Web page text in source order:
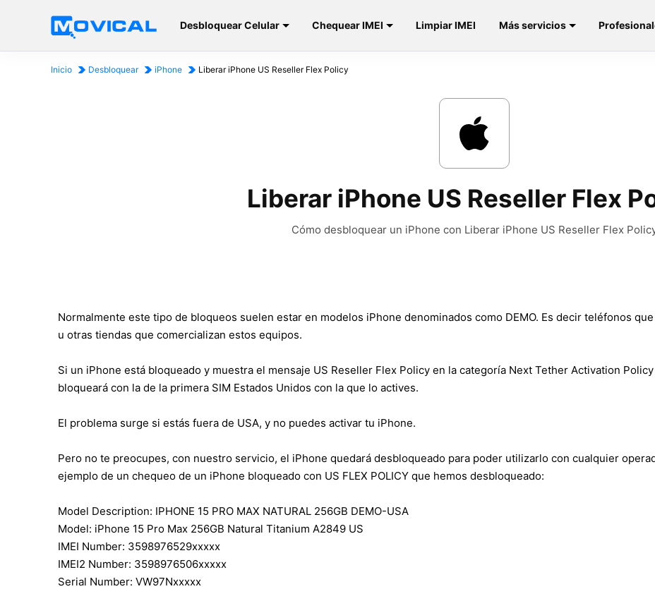
Desbloquear Celular Chequear IMEI Limpiar IMEI Más servicios
Inicio Desbloquear iPhone Liberar iPhone US Reseller Flex Policy
Liberar iPhone US Reseller Flex
Cómo desbloquear un iPhone con Liberar iPhone US Reseller Flex
Normalmente este tipo de bloqueos suelen estar en modelos iPhone denominados como DEMO. Es decir teléfonos
u otras tiendas que comercializan estos equipos.
Si un iPhone está bloqueado y muestra el mensaje US Reseller Flex Policy en la categoría Next Tether Activation
bloqueará con la de la primera SIM Estados Unidos con la que lo actives.
El problema surge si estás fuera de USA, y no puedes activar tu iPhone.
Pero no te preocupes, con nuestro servicio, el iPhone quedará desbloqueado para poder utilizarlo con cualquier
ejemplo de un chequeo de un iPhone bloqueado con US FLEX POLICY que hemos desbloqueado:
Model Description: IPHONE 15 PRO MAX NATURAL 256GB DEMO-USA
Model: iPhone 15 Pro Max 256GB Natural Titanium A2849 US
IMEI Number: 3598976529xxxxx
IMEI2 Number: 3598976506xxxxx
Serial Number: VW97Nxxxxx